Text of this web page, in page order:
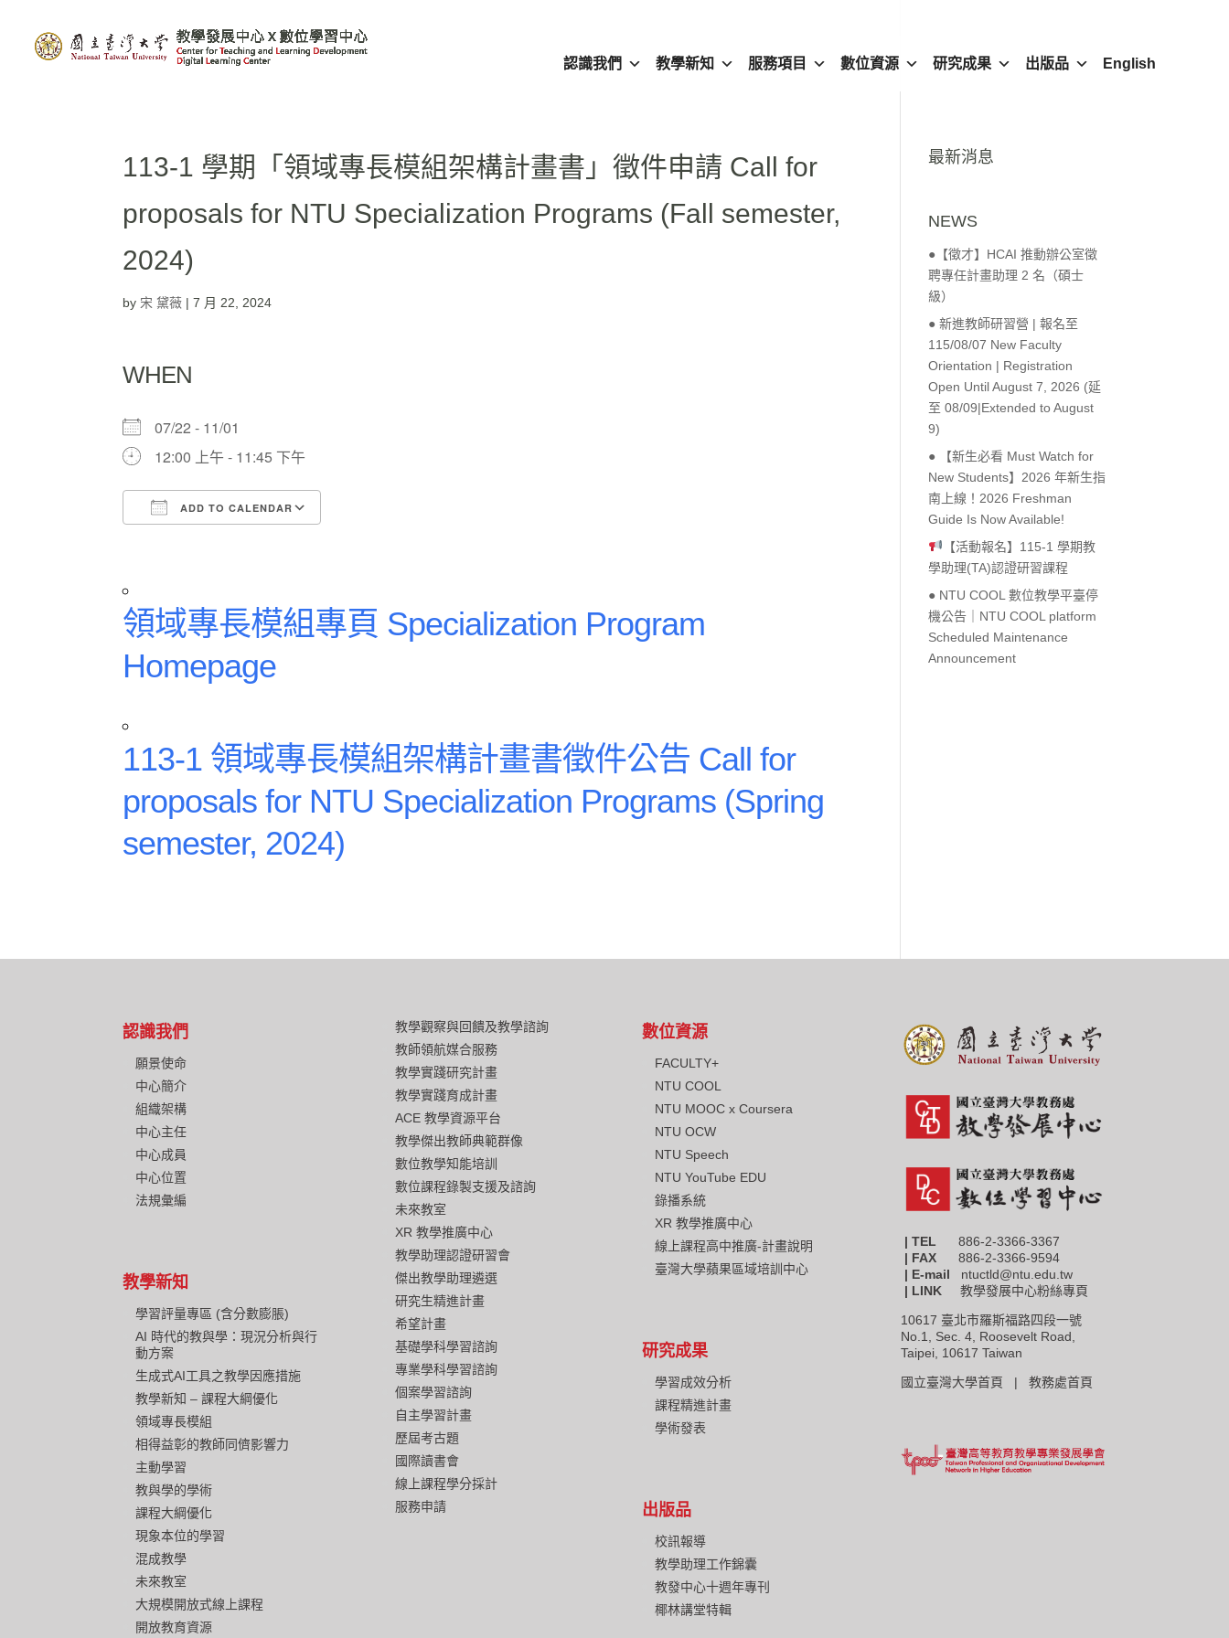
認識我們 教學新知 服務項目 數位資源 研究成果 出版品 English
113-1 學期「領域專長模組架構計畫書」徵件申請 Call for
proposals for NTU Specialization Programs (Fall semester,
2024)
by 宋 黛薇 |7 月 22, 2024
WHEN
07/22 - 11/01
12:00 上午 - 11:45 下午
ADD TO CALENDAR
Outlook Live
領域專長模組專頁 Specialization Program
Homepage
113-1 領域專長模組架構計畫書徵件公告 Call for
proposals for NTU Specialization Programs (Spring
semester, 2024)
最新消息
NEWS
●【徵才】HCAI 推動辦公室徵
聘專任計畫助理 2 名（碩士
級）
● 新進教師研習營 | 報名至
115/08/07 New Faculty
Orientation | Registration
Open Until August 7, 2026 (延
至 08/09|Extended to August
9)
● 【新生必看 Must Watch for
New Students】2026 年新生指
南上線！2026 Freshman
Guide Is Now Available!
【活動報名】115-1 學期教
學助理(TA)認證研習課程
● NTU COOL 數位教學平臺停
機公告｜NTU COOL platform
Scheduled Maintenance
Announcement
認識我們
願景使命
中心簡介
組織架構
中心主任
中心成員
中心位置
法規彙編
教學新知
學習評量專區 (含分數膨脹)
AI 時代的教與學：現況分析與行
動方案
生成式AI工具之教學因應措施
教學新知 – 課程大綱優化
領域專長模組
相得益彰的教師同儕影響力
主動學習
教與學的學術
課程大綱優化
現象本位的學習
混成教學
未來教室
大規模開放式線上課程
開放教育資源
教學觀察與回饋及教學諮詢
教師領航媒合服務
教學實踐研究計畫
教學實踐育成計畫
ACE 教學資源平台
教學傑出教師典範群像
數位教學知能培訓
數位課程錄製支援及諮詢
未來教室
XR 教學推廣中心
教學助理認證研習會
傑出教學助理遴選
研究生精進計畫
希望計畫
基礎學科學習諮詢
專業學科學習諮詢
個案學習諮詢
自主學習計畫
歷屆考古題
國際讀書會
線上課程學分採計
服務申請
數位資源
FACULTY+
NTU COOL
NTU MOOC x Coursera
NTU OCW
NTU Speech
NTU YouTube EDU
錄播系統
XR 教學推廣中心
線上課程高中推廣-計畫說明
臺灣大學蘋果區域培訓中心
研究成果
學習成效分析
課程精進計畫
學術發表
出版品
校訊報導
教學助理工作錦囊
教發中心十週年專刊
椰林講堂特輯
| TEL 886-2-3366-3367
| FAX
886-2-3366-9594
| E-mail ntuctld@ntu.edu.tw
| LINK教學發展中心粉絲專頁
10617 臺北市羅斯福路四段一號
No.1, Sec. 4, Roosevelt Road,
Taipei, 10617 Taiwan
國立臺灣大學首頁 |教務處首頁